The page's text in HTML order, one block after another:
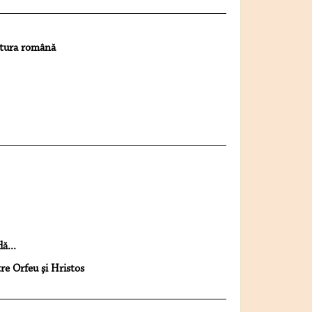
română
Orfeu şi Hristos